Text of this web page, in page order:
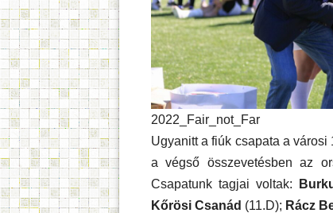
2022_Fair_not_Far
Ugyanitt a fiúk csapata a
a végső összevetésben az
Csapatunk tagjai voltak:
Kőrösi Csanád (11.D); Rácz